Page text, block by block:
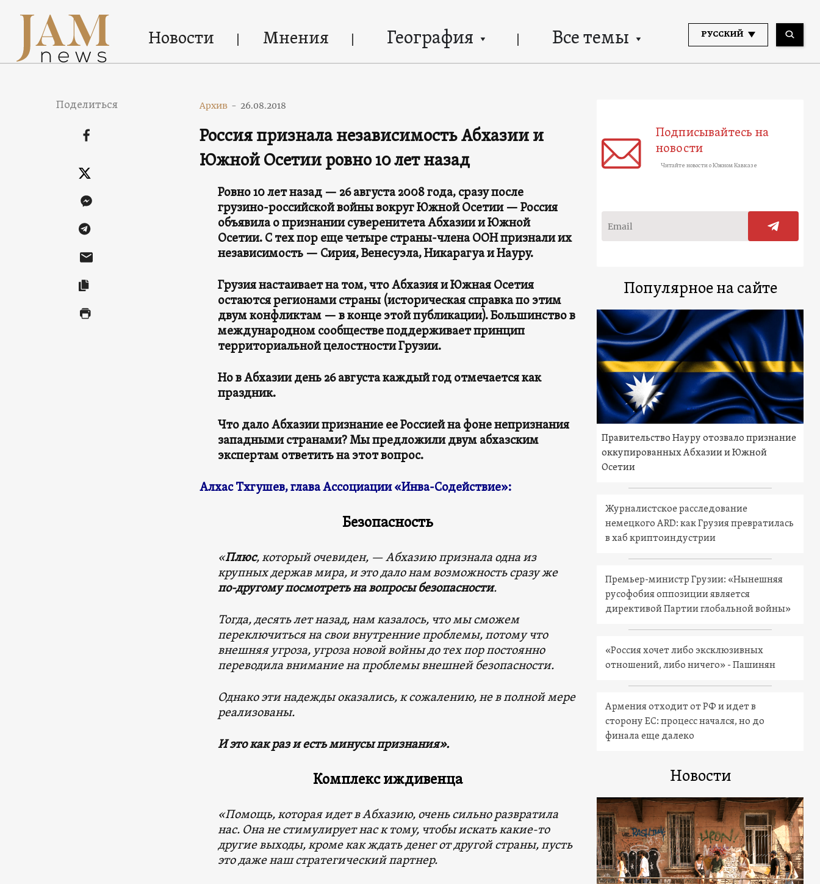
Новости Мнения География Все темы РУССКИЙ
Поделиться Архив - 26.08.2018
Россия признала независимость Абхазии и
Южной Осетии ровно 10 лет назад
Ровно 10 лет назад — 26 августа 2008 года, сразу после
грузино-российской войны вокруг Южной Осетии — Россия
объявила о признании суверенитета Абхазии и Южной
Осетии. С тех пор еще четыре страны-члена ООН признали их
независимость — Сирия, Венесуэла, Никарагуа и Науру.
Грузия настаивает на том, что Абхазия и Южная Осетия
остаются регионами страны (историческая справка по этим
двум конфликтам — в конце этой публикации). Большинство в
международном сообществе поддерживает принцип
территориальной целостности Грузии.
Но в Абхазии день 26 августа каждый год отмечается как
праздник.
Что дало Абхазии признание ее Россией на фоне непризнания
западными странами? Мы предложили двум абхазским
экспертам ответить на этот вопрос.
Алхас Тхгушев, глава Ассоциации «Инва-Содействие»:
Безопасность
«Плюс, который очевиден, — Абхазию признала одна из
крупных держав мира, и это дало нам возможность сразу же
по-другому посмотреть на вопросы безопасности.
Тогда, десять лет назад, нам казалось, что мы сможем
переключиться на свои внутренние проблемы, потому что
внешняя угроза, угроза новой войны до тех пор постоянно
переводила внимание на проблемы внешней безопасности.
Однако эти надежды оказались, к сожалению, не в полной мере
реализованы.
И это как раз и есть минусы признания».
Комплекс иждивенца
«Помощь, которая идет в Абхазию, очень сильно развратила
нас. Она не стимулирует нас к тому, чтобы искать какие-то
другие выходы, кроме как ждать денег от другой страны, пусть
это даже наш стратегический партнер.
Подписывайтесь на
новости
Читайте новости о Южном Кавказе
Популярное на сайте
Правительство Науру отозвало признание
оккупированных Абхазии и Южной
Осетии
Журналистское расследование
немецкого ARD: как Грузия превратилась
в хаб криптоиндустрии
Премьер-министр Грузии: «Нынешняя
русофобия оппозиции является
директивой Партии глобальной войны»
«Россия хочет либо эксклюзивных
отношений, либо ничего» - Пашинян
Армения отходит от РФ и идет в
сторону ЕС: процесс начался, но до
финала еще далеко
Новости